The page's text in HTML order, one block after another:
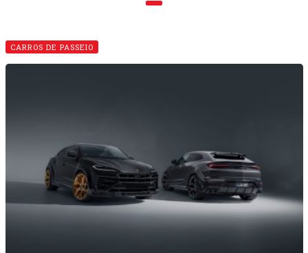
CARROS DE PASSEIO